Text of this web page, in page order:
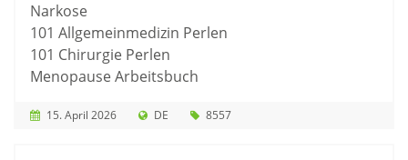
Narkose
101 Allgemeinmedizin Perlen
101 Chirurgie Perlen
Menopause Arbeitsbuch
15. April 2026 DE 8557